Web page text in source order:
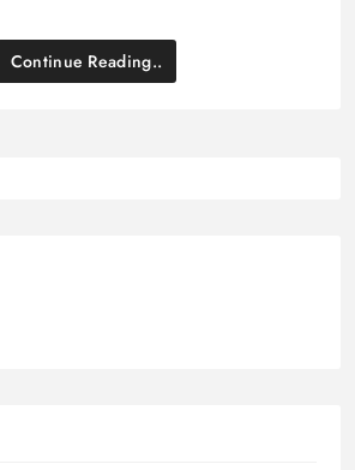
Continue Reading..